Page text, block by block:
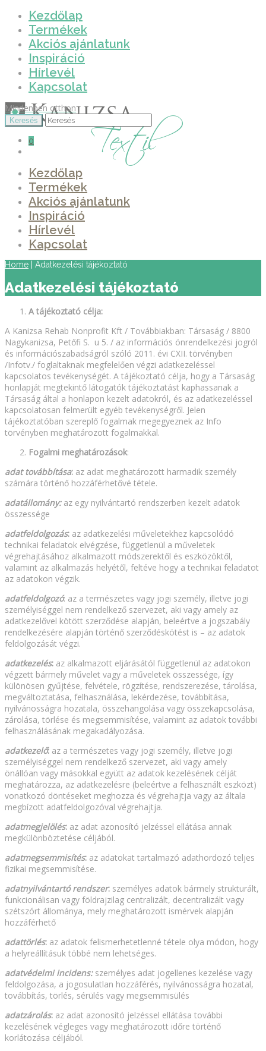
Kezdőlap
Termékek
Akciós ajánlatunk
Inspiráció
Hírlevél
Kapcsolat
Mindenben otthon
0
Kezdőlap
Termékek
Akciós ajánlatunk
Inspiráció
Hírlevél
Kapcsolat
Home Adatkezelési tájékoztató
Adatkezelési tájékoztató
A tájékoztató célja:
A Kanizsa Rehab Nonprofit Kft / Továbbiakban: Társaság / 8800
Nagykanizsa, Petőfi S. u 5. / az információs önrendelkezési jogról
és információszabadságról szóló 2011. évi CXII. törvényben
/Infotv./ foglaltaknak megfelelően végzi adatkezeléssel
kapcsolatos tevékenységét. A tájékoztató célja, hogy a Társaság
honlapját megtekintő látogatók tájékoztatást kaphassanak a
Társaság által a honlapon kezelt adatokról, és az adatkezeléssel
kapcsolatosan felmerült egyéb tevékenységről. Jelen
tájékoztatóban szereplő fogalmak megegyeznek az Info
törvényben meghatározott fogalmakkal.
Fogalmi meghatározások:
adat továbbítása: az adat meghatározott harmadik személy
számára történő hozzáférhetővé tétele.
adatállomány:az egy nyilvántartó rendszerben kezelt adatok
összessége
adatfeldolgozás: az adatkezelési műveletekhez kapcsolódó
technikai feladatok elvégzése, függetlenül a műveletek
végrehajtásához alkalmazott módszerektől és eszközöktől,
valamint az alkalmazás helyétől, feltéve hogy a technikai feladatot
az adatokon végzik.
adatfeldolgozó: az a természetes vagy jogi személy, illetve jogi
személyiséggel nem rendelkező szervezet, aki vagy amely az
adatkezelővel kötött szerződése alapján, beleértve a jogszabály
rendelkezésére alapján történő szerződéskötést is – az adatok
feldolgozását végzi.
adatkezelés: az alkalmazott eljárásától függetlenül az adatokon
végzett bármely művelet vagy a műveletek összessége, így
különösen gyűjtése, felvétele, rögzítése, rendszerezése, tárolása,
megváltoztatása, felhasználása, lekérdezése, továbbítása,
nyilvánosságra hozatala, összehangolása vagy összekapcsolása,
zárolása, törlése és megsemmisítése, valamint az adatok további
felhasználásának megakadályozása.
adatkezelő: az a természetes vagy jogi személy, illetve jogi
személyiséggel nem rendelkező szervezet, aki vagy amely
önállóan vagy másokkal együtt az adatok kezelésének célját
meghatározza, az adatkezelésre (beleértve a felhasznált eszközt)
vonatkozó döntéseket meghozza és végrehajtja vagy az általa
megbízott adatfeldolgozóval végrehajtja.
adatmegjelölés: az adat azonosító jelzéssel ellátása annak
megkülönböztetése céljából.
adatmegsemmisítés: az adatokat tartalmazó adathordozó teljes
fizikai megsemmisítése.
adatnyilvántartó rendszer: személyes adatok bármely strukturált,
funkcionálisan vagy földrajzilag centralizált, decentralizált vagy
szétszórt állománya, mely meghatározott ismérvek alapján
hozzáférhető
adattörlés: az adatok felismerhetetlenné tétele olya módon, hogy
a helyreállításuk többé nem lehetséges.
adatvédelmi incidens:személyes adat jogellenes kezelése vagy
feldolgozása, a jogosulatlan hozzáférés, nyilvánosságra hozatal,
továbbítás, törlés, sérülés vagy megsemmisülés
adatzárolás: az adat azonosító jelzéssel ellátása további
kezelésének végleges vagy meghatározott időre történő
korlátozása céljából.